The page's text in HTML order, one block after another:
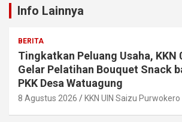
Info Lainnya
BERITA
Tingkatkan Peluang Usaha, KKN
Gelar Pelatihan Bouquet Snack
PKK Desa Watuagung
8 Agustus 2026 KKN UIN Saizu Purwokero